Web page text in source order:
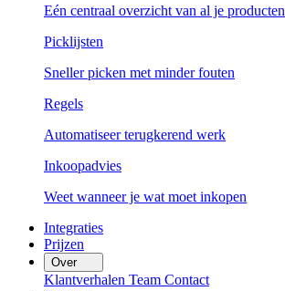
Eén centraal overzicht van al je producten
Picklijsten
Sneller picken met minder fouten
Regels
Automatiseer terugkerend werk
Inkoopadvies
Weet wanneer je wat moet inkopen
Integraties
Prijzen
Over
Klantverhalen Team Contact